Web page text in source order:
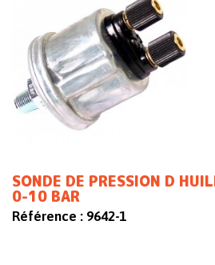
SONDE DE PRESSION D
0-10 BAR
Référence : 9642-1